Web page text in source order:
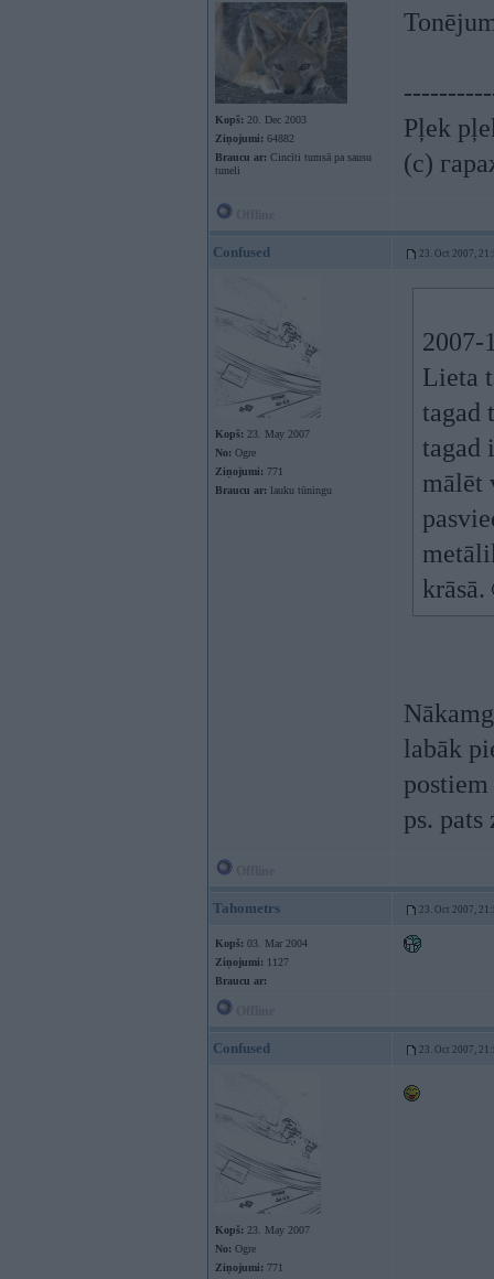
Kopš: 20. Dec 2003
Ziņojumi: 64882
Braucu ar: Cincīti tumsā pa sausu
tuneli
Pļek
(c)
Confused 23. Oct 2007,
Kopš: 23. May 2007
No: Ogre
Ziņojumi: 771
Braucu ar: lauku tūningu
2007-
Lieta
tagad
tagad
mālēt
krāsā.
labāk
ps.
Tahometrs 23. Oct 2007,
Kopš: 03. Mar 2004
Ziņojumi: 1127
Braucu ar:
Confused 23. Oct 2007,
Kopš: 23. May 2007
No: Ogre
Ziņojumi: 771